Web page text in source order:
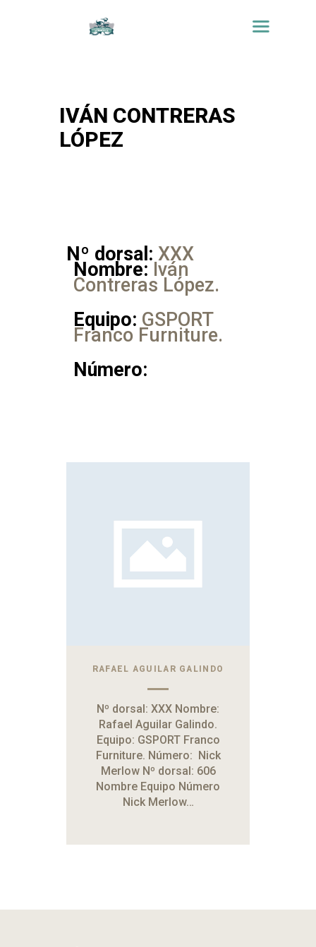
IVÁN CONTRERAS
LÓPEZ
Nº dorsal: XXX
Nombre: Iván
Contreras López.
Equipo: GSPORT
Franco Furniture.
Número:
RAFAEL AGUILAR GALINDO
Nº dorsal: XXX Nombre:
Rafael Aguilar Galindo.
Equipo: GSPORT Franco
Furniture. Número: Nick
Merlow Nº dorsal: 606
Nombre Equipo Número
Nick Merlow…